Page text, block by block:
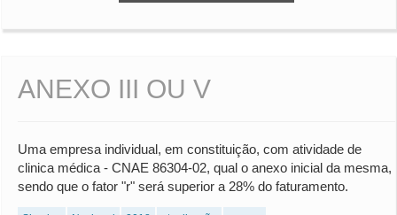
ANEXO III OU V
Uma empresa individual, em constituição, com atividade de
clinica médica - CNAE 86304-02, qual o anexo inicial da mesma,
sendo que o fator "r" será superior a 28% do faturamento.